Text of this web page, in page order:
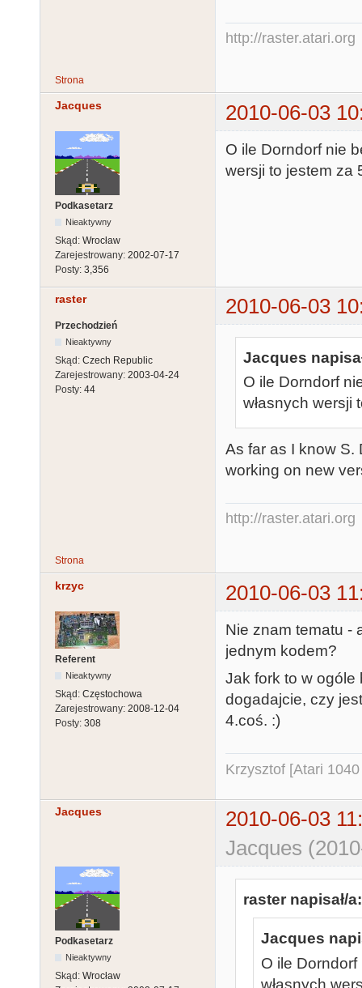
http://raster.atari.org
Strona
Jacques 2010-06-03
Podkasetarz
Nieaktywny
Skąd: Wrocław
Zarejestrowany: 2002-07-17
Posty: 3,356
O ile Dorndorf nie
wersji to jestem za
raster 2010-06-03
Przechodzień
Nieaktywny
Skąd: Czech Republic
Zarejestrowany: 2003-04-24
Posty: 44
Jacques
O ile Dorndorf
własnych wersji
As far as I know S.
working on new
http://raster.atari.org
Strona
krzyc 2010-06-03
Referent
Nieaktywny
Skąd: Częstochowa
Zarejestrowany: 2008-12-04
Posty: 308
Nie znam tematu -
jednym kodem?
Jak fork to w ogóle
dogadajcie, czy
4.coś. :)
Krzysztof [Atari
Jacques
2010-06-03
Jacques
Podkasetarz
Nieaktywny
Skąd: Wrocław
raster napisał/a:
Jacques
O ile
własnych